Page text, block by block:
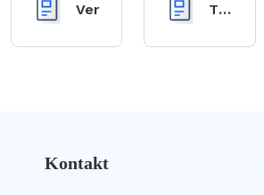
Vertrauensdiensteanbieter
Ticket-
Kontakt